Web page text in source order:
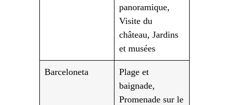
panoramique,
Visite du
château, Jardins
et musées
Barceloneta
Plage et
baignade,
Promenade sur le